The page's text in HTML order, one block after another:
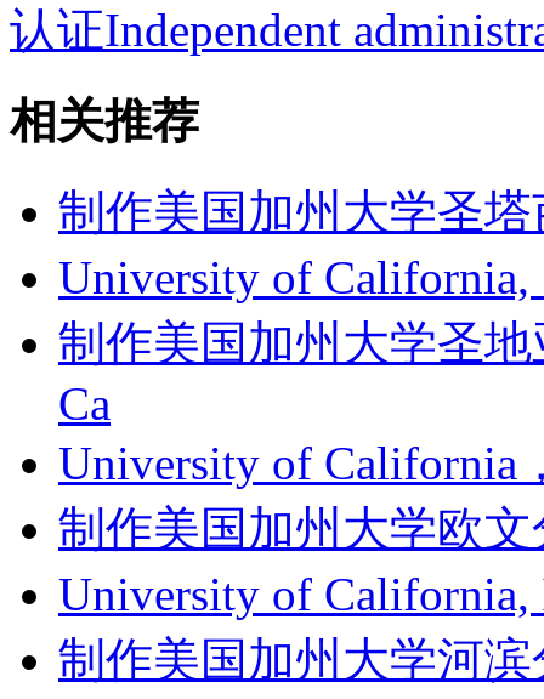
认证Independent
相关推荐
制作美国加州大学圣
University of California,
制作美国加州大学圣
Ca
University of California
制作美国加州大学欧
University of
制作美国加州大学河